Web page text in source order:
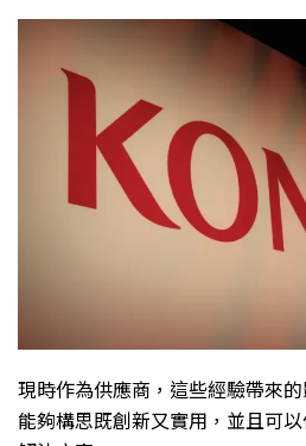
現時作為供應商，這些經驗帶來
能夠構思既創新又實用，並且可